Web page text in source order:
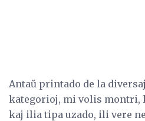
Antaŭ printado de la
kategorioj, mi volis montri,
kaj ilia tipa uzado, ili vere